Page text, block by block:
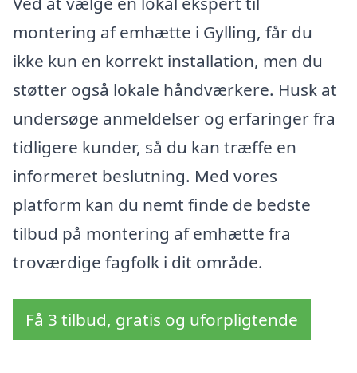
montering af emhætte i Gylling, får du
ikke kun en korrekt installation, men du
støtter også lokale håndværkere. Husk at
undersøge anmeldelser og erfaringer fra
tidligere kunder, så du kan træffe en
informeret beslutning. Med vores
platform kan du nemt finde de bedste
tilbud på montering af emhætte fra
troværdige fagfolk i dit område.
Få 3 tilbud, gratis og uforpligtende